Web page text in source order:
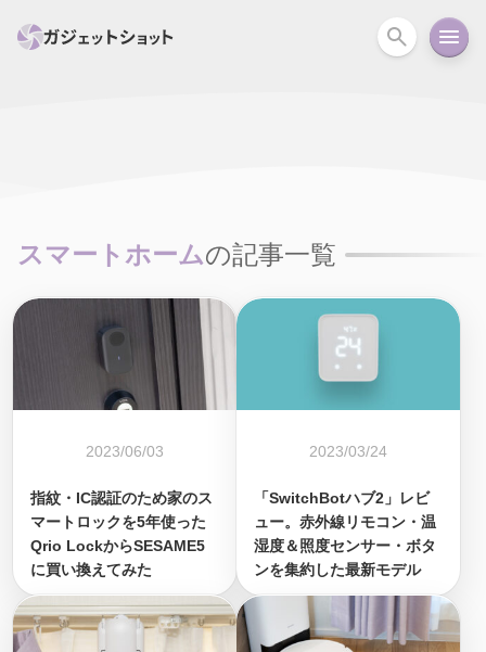
ニュース オーディオ 周辺機器
スマートホームの記事一覧
2023/06/03
指紋・IC認証のため家のス
マートロックを5年使った
Qrio LockからSESAME5
に買い換えてみた
2023/03/24
「SwitchBotハブ2」レビ
ュー。赤外線リモコン・温
湿度＆照度センサー・ボタ
ンを集約した最新モデル